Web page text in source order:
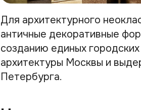
Для архитектурного
античные декоративные
созданию единых
архитектуры Москвы и
Петербурга.